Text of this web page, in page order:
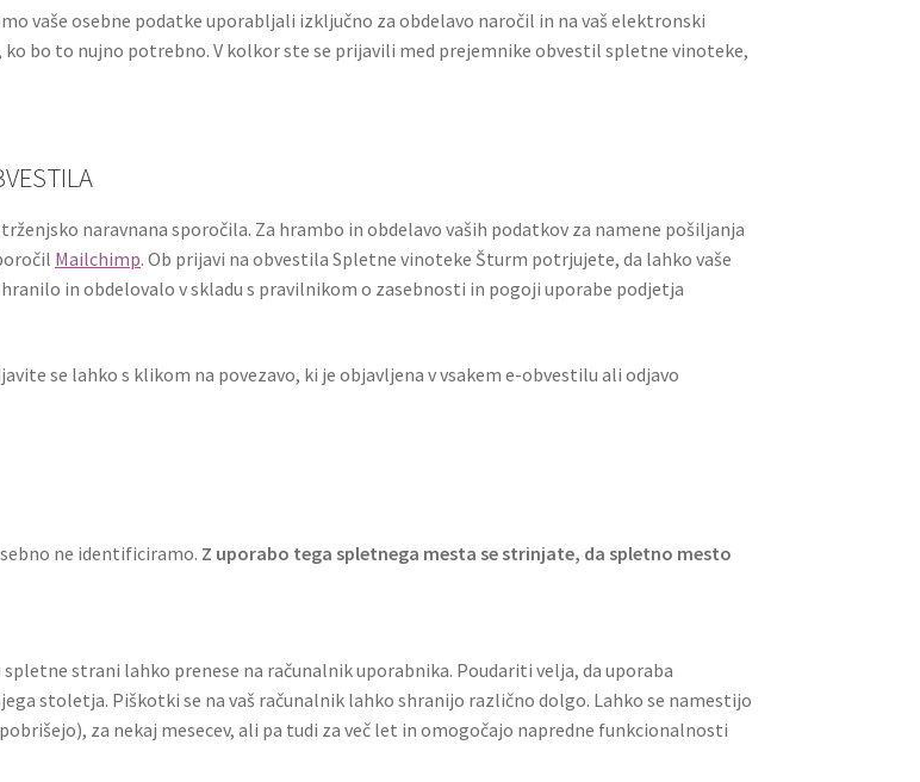
vaše osebne podatke uporabljali izključno za obdelavo naročil in na vaš elektronski
bo to nujno potrebno. V kolkor ste se prijavili med prejemnike obvestil spletne vinoteke,
naravnana sporočila. Za hrambo in obdelavo vaših podatkov za namene pošiljanja
Mailchimp. Ob prijavi na obvestila Spletne vinoteke Šturm potrjujete, da lahko vaše
in obdelovalo v skladu s pravilnikom o zasebnosti in pogoji uporabe podjetja
se lahko s klikom na povezavo, ki je objavljena v vsakem e-obvestilu ali odjavo
ne identificiramo. Z uporabo tega spletnega mesta se strinjate, da spletno mesto
strani lahko prenese na računalnik uporabnika. Poudariti velja, da uporaba
stoletja. Piškotki se na vaš računalnik lahko shranijo različno dolgo. Lahko se namestijo
za nekaj mesecev, ali pa tudi za več let in omogočajo napredne funkcionalnosti